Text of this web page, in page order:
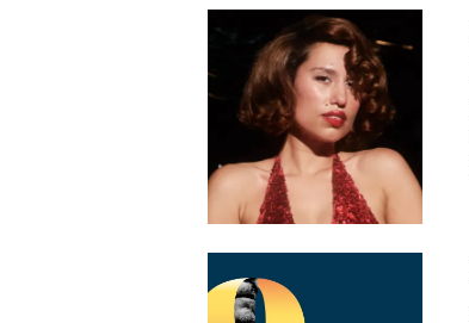
PRINCIPATO
DI
MONACO
RMC
CONSIGLIA